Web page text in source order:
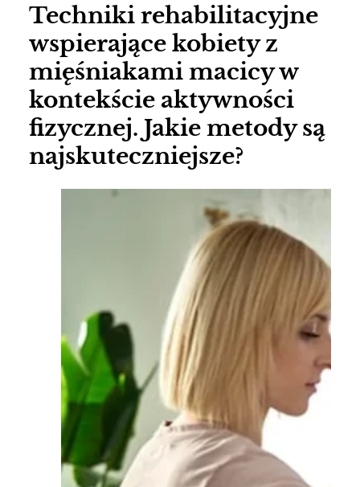
Techniki rehabilitacyjne
wspierające kobiety z
mięśniakami macicy w
kontekście aktywności
fizycznej. Jakie metody są
najskuteczniejsze?